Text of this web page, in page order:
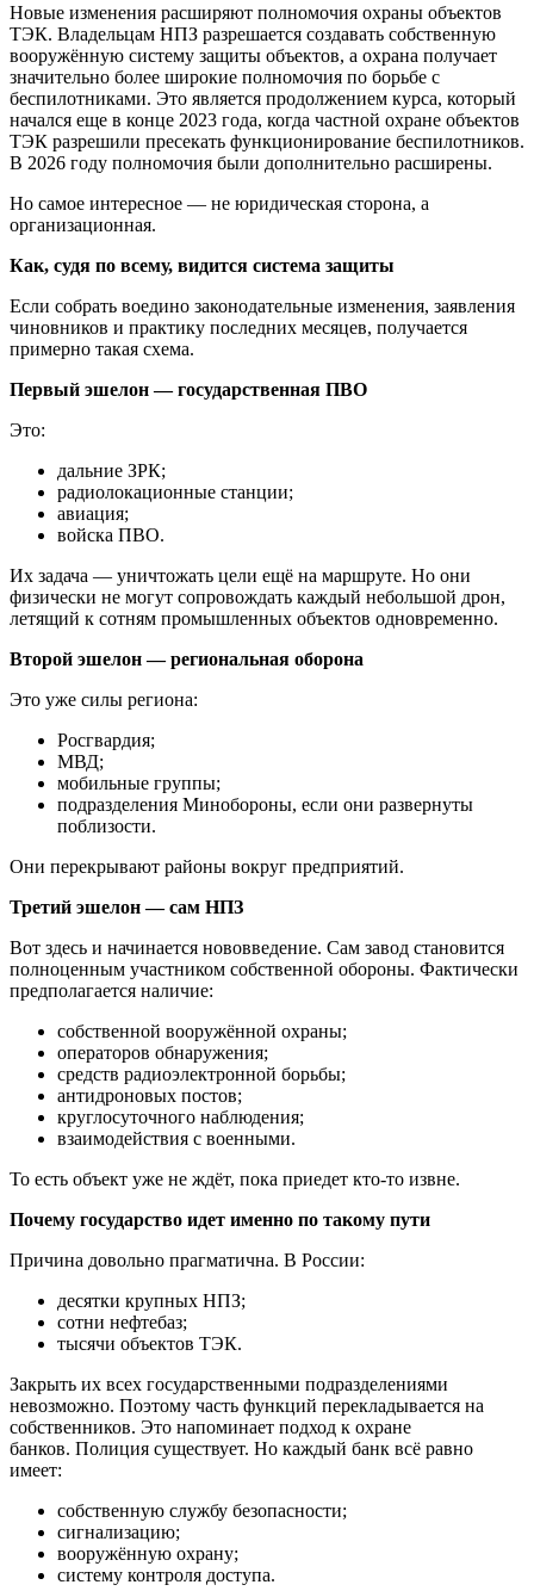
Новые изменения расширяют полномочия охраны объектов
ТЭК. Владельцам НПЗ разрешается создавать собственную
вооружённую систему защиты объектов, а охрана получает
значительно более широкие полномочия по борьбе с
беспилотниками. Это является продолжением курса, который
начался еще в конце 2023 года, когда частной охране объектов
ТЭК разрешили пресекать функционирование беспилотников.
В 2026 году полномочия были дополнительно расширены.
Но самое интересное — не юридическая сторона, а
организационная.
Как, судя по всему, видится система защиты
Если собрать воедино законодательные изменения, заявления
чиновников и практику последних месяцев, получается
примерно такая схема.
Первый эшелон — государственная ПВО
Это:
дальние ЗРК;
радиолокационные станции;
авиация;
войска ПВО.
Их задача — уничтожать цели ещё на маршруте. Но они
физически не могут сопровождать каждый небольшой дрон,
летящий к сотням промышленных объектов одновременно.
Второй эшелон — региональная оборона
Это уже силы региона:
Росгвардия;
МВД;
мобильные группы;
подразделения Минобороны, если они развернуты
поблизости.
Они перекрывают районы вокруг предприятий.
Третий эшелон — сам НПЗ
Вот здесь и начинается нововведение. Сам завод становится
полноценным участником собственной обороны. Фактически
предполагается наличие:
собственной вооружённой охраны;
операторов обнаружения;
средств радиоэлектронной борьбы;
антидроновых постов;
круглосуточного наблюдения;
взаимодействия с военными.
То есть объект уже не ждёт, пока приедет кто-то извне.
Почему государство идет именно по такому пути
Причина довольно прагматична. В России:
десятки крупных НПЗ;
сотни нефтебаз;
тысячи объектов ТЭК.
Закрыть их всех государственными подразделениями
невозможно. Поэтому часть функций перекладывается на
собственников. Это напоминает подход к охране
банков. Полиция существует. Но каждый банк всё равно
имеет:
собственную службу безопасности;
сигнализацию;
вооружённую охрану;
систему контроля доступа.